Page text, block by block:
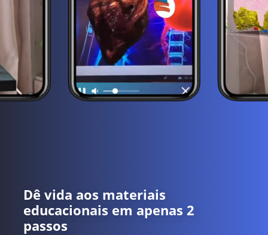
Dê vida aos materiais
educacionais em apenas 2
passos